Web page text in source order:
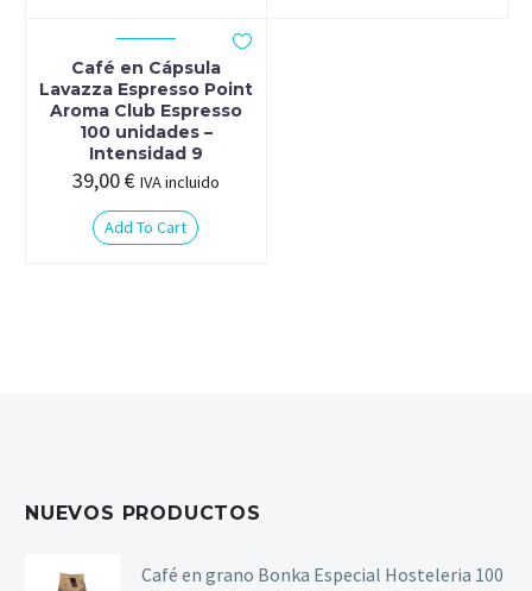
Café en Cápsula
Lavazza Espresso Point
Aroma Club Espresso
100 unidades –
Intensidad 9
39,00€ IVA incluido
Add To Cart
NUEVOS PRODUCTOS
Café en grano Bonka Especial Hosteleria 100